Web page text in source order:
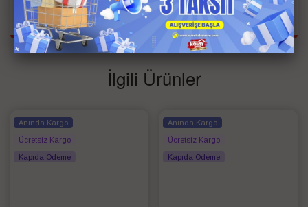
Renk
Yeşil
İlgili Ürünler
Anında Kargo
Ücretsiz Kargo
Kapıda Ödeme
Anında Kargo
Ücretsiz Kargo
Kapıda Ödeme